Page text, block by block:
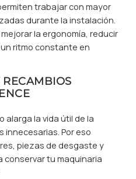
trabajar con mayor
durante la instalación.
la ergonomía, reducir
ritmo constante en
alarga la vida útil de la
innecesarias. Por eso
piezas de desgaste y
tu maquinaria